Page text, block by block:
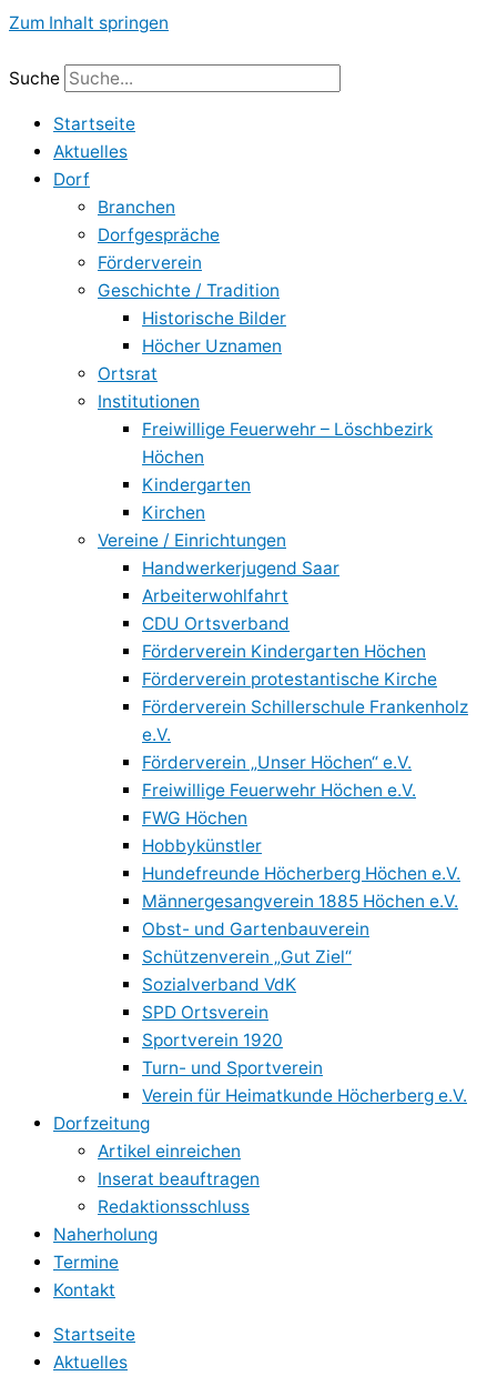
Zum Inhalt springen
Suche
Startseite
Aktuelles
Dorf
Branchen
Dorfgespräche
Förderverein
Geschichte / Tradition
Historische Bilder
Höcher Uznamen
Ortsrat
Institutionen
Freiwillige Feuerwehr – Löschbezirk
Höchen
Kindergarten
Kirchen
Vereine / Einrichtungen
Handwerkerjugend Saar
Arbeiterwohlfahrt
CDU Ortsverband
Förderverein Kindergarten Höchen
Förderverein protestantische Kirche
Förderverein Schillerschule Frankenholz
e.V.
Förderverein „Unser Höchen“ e.V.
Freiwillige Feuerwehr Höchen e.V.
FWG Höchen
Hobbykünstler
Hundefreunde Höcherberg Höchen e.V.
Männergesangverein 1885 Höchen e.V.
Obst- und Gartenbauverein
Schützenverein „Gut Ziel“
Sozialverband VdK
SPD Ortsverein
Sportverein 1920
Turn- und Sportverein
Verein für Heimatkunde Höcherberg e.V.
Dorfzeitung
Artikel einreichen
Inserat beauftragen
Redaktionsschluss
Naherholung
Termine
Kontakt
Startseite
Aktuelles